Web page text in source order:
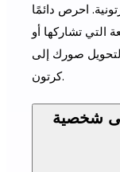
احرص دائمًا
التي تشاركها أو
لتحويل صورك إلى
كرتون.
شخصية